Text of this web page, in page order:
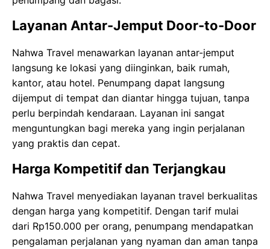
Layanan Antar-Jemput Door-to-Door
Nahwa Travel menawarkan layanan antar-jemput
langsung ke lokasi yang diinginkan, baik rumah,
kantor, atau hotel. Penumpang dapat langsung
dijemput di tempat dan diantar hingga tujuan, tanpa
perlu berpindah kendaraan. Layanan ini sangat
menguntungkan bagi mereka yang ingin perjalanan
yang praktis dan cepat.
Harga Kompetitif dan Terjangkau
Nahwa Travel menyediakan layanan travel berkualitas
dengan harga yang kompetitif. Dengan tarif mulai
dari Rp150.000 per orang, penumpang mendapatkan
pengalaman perjalanan yang nyaman dan aman tanpa